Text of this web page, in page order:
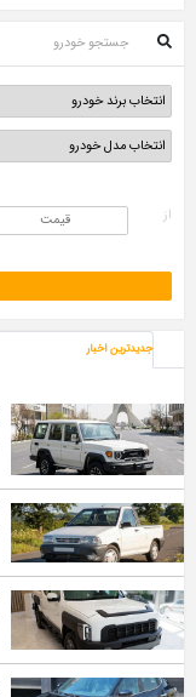
جستجو خودرو
از
جدیدترین اخبار